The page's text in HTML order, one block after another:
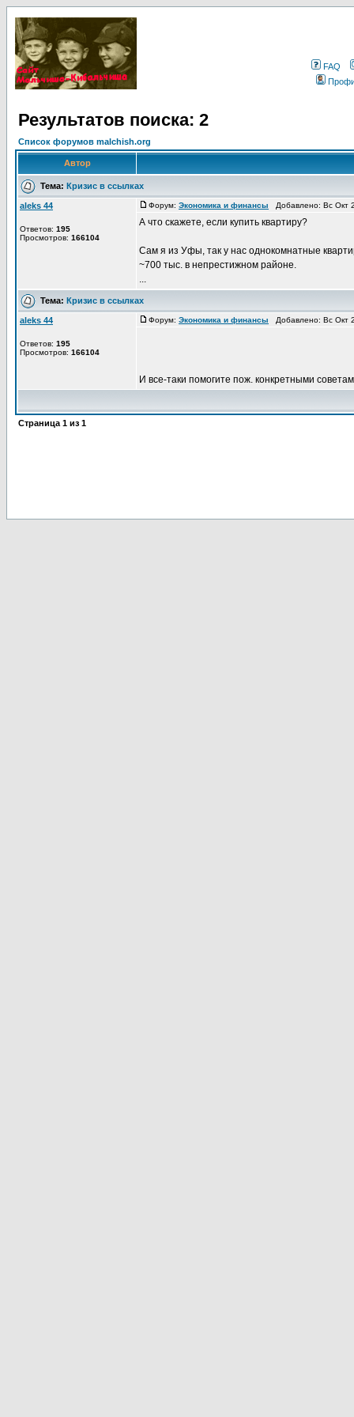
FAQ
Результатов поиска: 2
Список форумов malchish.org
Автор
Тема: Кризис в ссылках
aleks 44
Ответов: 195
Просмотров: 166104
Форум: Экономика и финансы Добавлено: Вс Окт
А что скажете, если купить квартиру?
Сам я из Уфы, так у нас однокомнатные
~700 тыс. в непрестижном районе.
...
Тема: Кризис в ссылках
aleks 44
Ответов: 195
Просмотров: 166104
Форум: Экономика и финансы Добавлено: Вс Окт
И все-таки помогите пож. конкретными
Страница 1 из 1